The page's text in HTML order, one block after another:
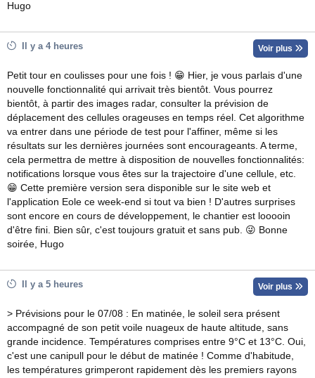
Hugo
Il y a 4 heures Voir plus
Petit tour en coulisses pour une fois ! 😁 Hier, je vous parlais d'une
nouvelle fonctionnalité qui arrivait très bientôt. Vous pourrez
bientôt, à partir des images radar, consulter la prévision de
déplacement des cellules orageuses en temps réel. Cet algorithme
va entrer dans une période de test pour l'affiner, même si les
résultats sur les dernières journées sont encourageants. A terme,
cela permettra de mettre à disposition de nouvelles fonctionnalités:
notifications lorsque vous êtes sur la trajectoire d'une cellule, etc.
😁 Cette première version sera disponible sur le site web et
l'application Eole ce week-end si tout va bien ! D'autres surprises
sont encore en cours de développement, le chantier est looooin
d'être fini. Bien sûr, c'est toujours gratuit et sans pub. 😜 Bonne
soirée, Hugo
Il y a 5 heures Voir plus
> Prévisions pour le 07/08 : En matinée, le soleil sera présent
accompagné de son petit voile nuageux de haute altitude, sans
grande incidence. Températures comprises entre 9°C et 13°C. Oui,
c'est une canipull pour le début de matinée ! Comme d'habitude,
les températures grimperont rapidement dès les premiers rayons